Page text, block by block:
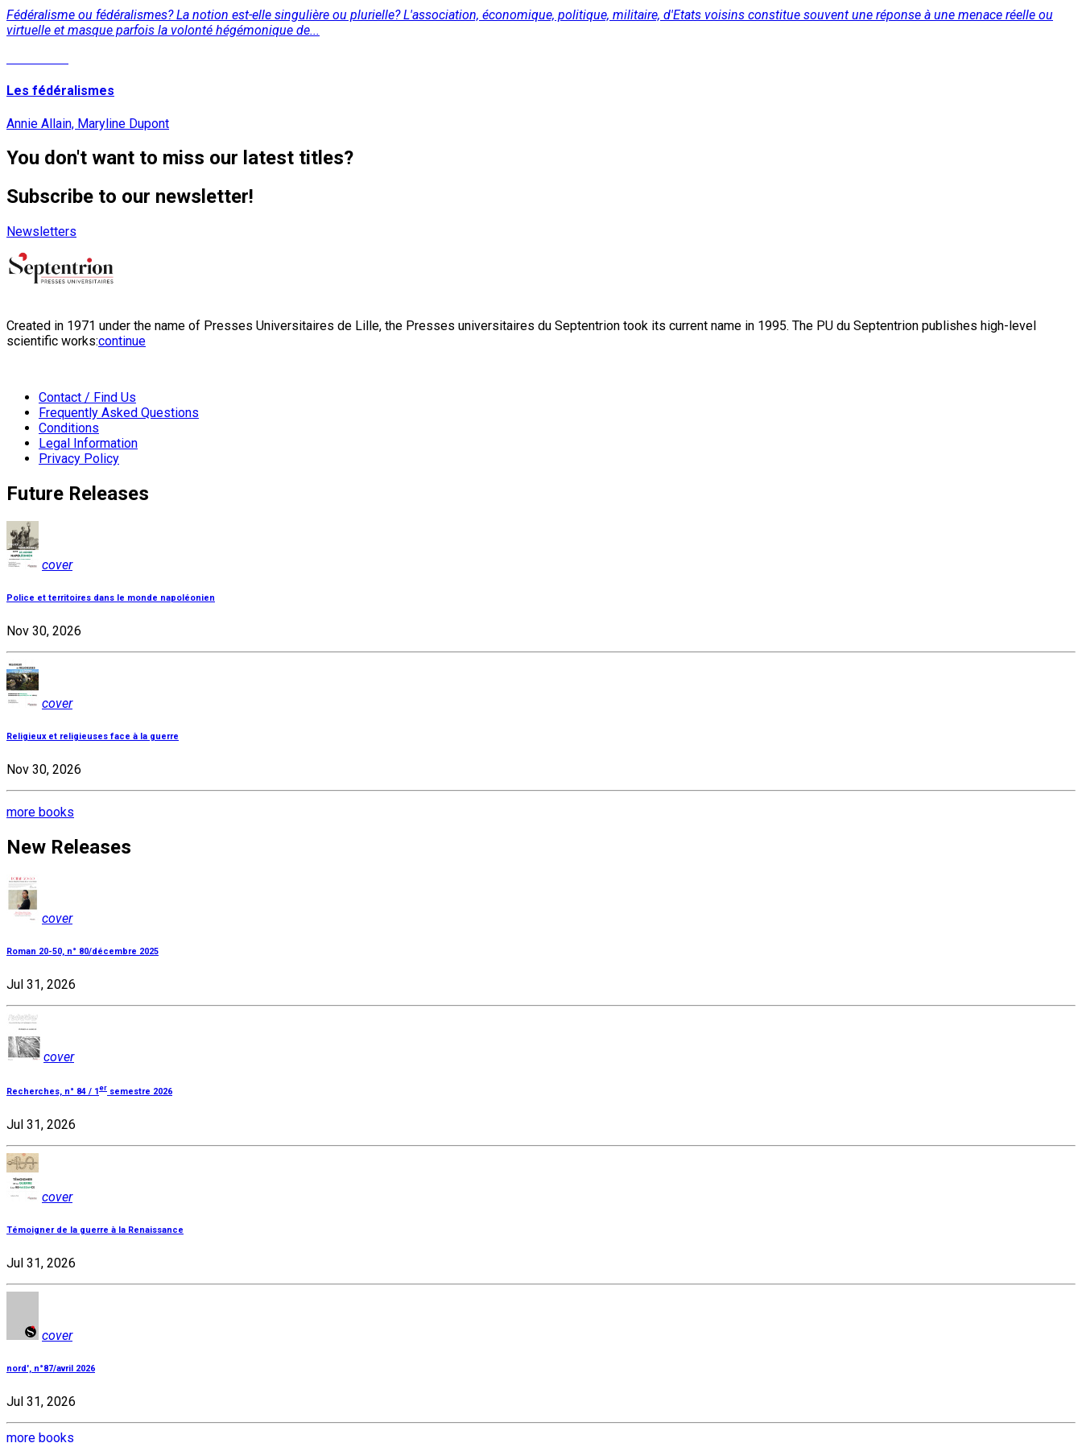
Fédéralisme ou fédéralismes? La notion est-elle singulière ou plurielle? L'association, économique, politique, militaire, d'Etats voisins constitue souvent une réponse à une menace réelle ou
virtuelle et masque parfois la volonté hégémonique de...
Les fédéralismes
Annie Allain, Maryline Dupont
You don't want to miss our latest titles?
Subscribe to our newsletter!
Newsletters
Created in 1971 under the name of Presses Universitaires de Lille, the Presses universitaires du Septentrion took its current name in 1995. The PU du Septentrion publishes high-level
scientific works:continue
Contact / Find Us
Frequently Asked Questions
Conditions
Legal Information
Privacy Policy
Future Releases
cover
Police et territoires dans le monde napoléonien
Nov 30, 2026
cover
Religieux et religieuses face à la guerre
Nov 30, 2026
more books
New Releases
cover
Roman 20-50, n° 80/décembre 2025
Jul 31, 2026
cover
Recherches, n° 84 / 1 er semestre 2026
Jul 31, 2026
cover
Témoigner de la guerre à la Renaissance
Jul 31, 2026
cover
nord', n°87/avril 2026
Jul 31, 2026
more books